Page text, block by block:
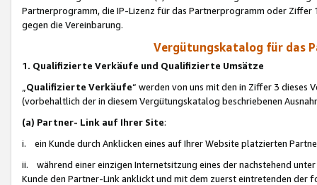
Partnerprogramm, die IP-Lizenz für das Partnerprogramm oder
gegen die Vereinbarung.
Vergütungskatalog für das
1. Qualifizierte Verkäufe und Qualifizierte Umsätze
Qualifizierte Verkäufe“ werden von uns mit den in Ziffer 3
(vorbehaltlich der in diesem Vergütungskatalog beschriebenen
(a) Partner- Link auf Ihrer Site:
i. ein Kunde durch Anklicken eines auf Ihrer Website platzierten
ii. während einer einzigen Internetsitzung eines der nachstehend
Kunde den Partner-Link anklickt und mit dem zuerst eintretenden der